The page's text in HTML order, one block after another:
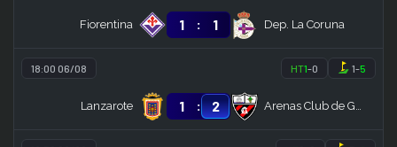
Fiorentina 1 : 1 Dep. La Coruna
18:00 06/08 HT1-0 1-5
Lanzarote 1 : 2 Arenas Club de Getxo